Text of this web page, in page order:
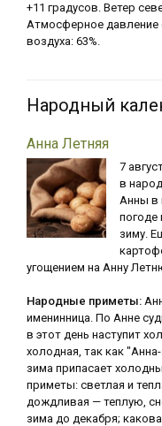
+11 градусов. Ветер
Атмосферное давление
воздуха: 63%.
Народный
Анна Летняя
7
в
Анны в
погоде
зиму.
угощением на Анну
Народные приметы:
именинница. По Анне
в этот день наступит
холодная, так как
зима припасает
приметы: светлая и
дождливая — теплую,
зима до декабря;